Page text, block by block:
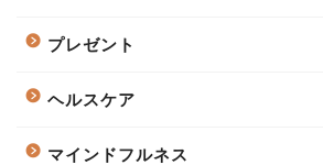
プレゼント
ヘルスケア
マインドフルネス